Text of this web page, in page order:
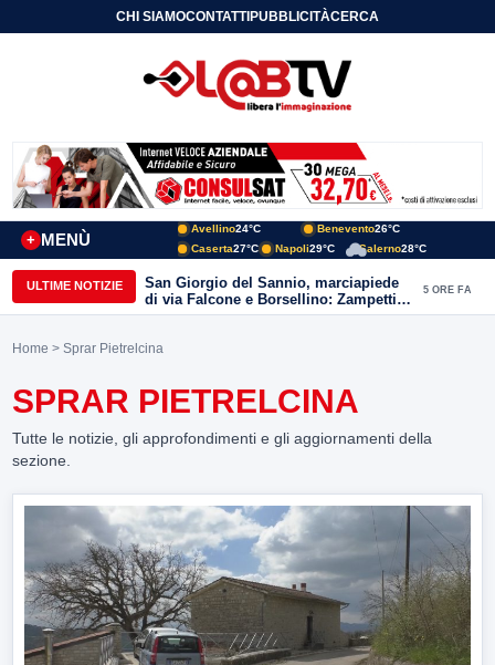
CHI SIAMOCONTATTIPUBBLICITÀCERCA
MENÙ
+
Avellino24°C Benevento26°C
Caserta27°C Napoli29°C Salerno28°C
ULTIME NOTIZIE
San Giorgio del Sannio, marciapiede
di via Falcone e Borsellino: Zampetti e
Lombardi replicano alle polemiche
5 ORE FA
Home > Sprar Pietrelcina
SPRAR PIETRELCINA
Tutte le notizie, gli approfondimenti e gli aggiornamenti della
sezione.